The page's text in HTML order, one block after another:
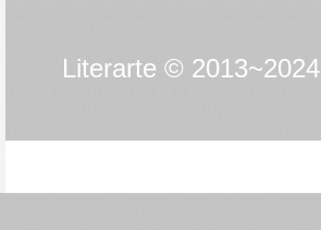
Literarte © 2013~2024